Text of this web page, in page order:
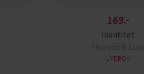
169,-
Identitet
Thure Erik Lund
LYDBOK